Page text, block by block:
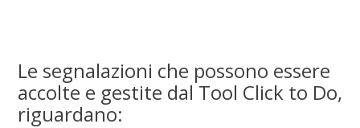
Le segnalazioni che possono essere
accolte e gestite dal Tool Click to Do,
riguardano: